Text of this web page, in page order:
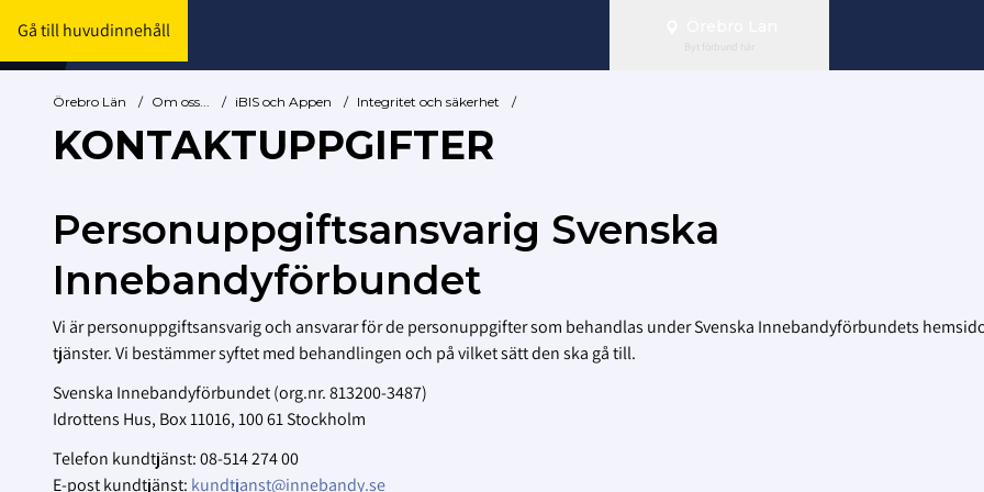
Gå till huvudinnehåll
Byt förbund här
Örebro Län / Om oss... / iBIS och Appen / Integritet och säkerhet /
KONTAKTUPPGIFTER
Personuppgiftsansvarig Svenska
Innebandyförbundet
Vi är personuppgiftsansvarig och ansvarar för de personuppgifter som behandlas under Svenska Innebandyförbundets
tjänster. Vi bestämmer syftet med behandlingen och på vilket sätt den ska gå till.
Svenska Innebandyförbundet (org.nr. 813200-3487)
Idrottens Hus, Box 11016, 100 61 Stockholm
Telefon kundtjänst: 08-514 274 00
E-post kundtjänst: kundtjanst@innebandy.se